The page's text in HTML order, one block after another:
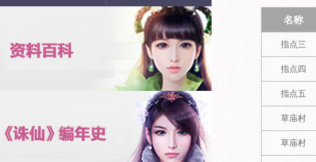
名称
指点三
指点四
指点五
草庙村
草庙村